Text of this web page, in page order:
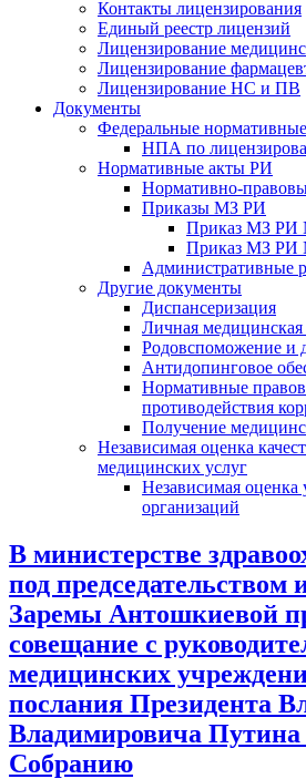
Контакты лицензирования
Единый реестр лицензий
Лицензирование
Лицензирование
Лицензирование НС и ПВ
Документы
Федеральные
НПА по
Нормативные акты РИ
Нормативно-
Приказы МЗ РИ
Приказ МЗ РИ
Приказ МЗ РИ
Административные
Другие документы
Диспансеризация
Личная
Родовспоможение и
Антидопинговое
Нормативные
противодействия
Получение
Независимая оценка
медицинских услуг
Независимая
организаций
В министерстве
под председательством
Заремы Антошкиевой
совещание с
медицинских
послания Президента
Владимировича
Собранию